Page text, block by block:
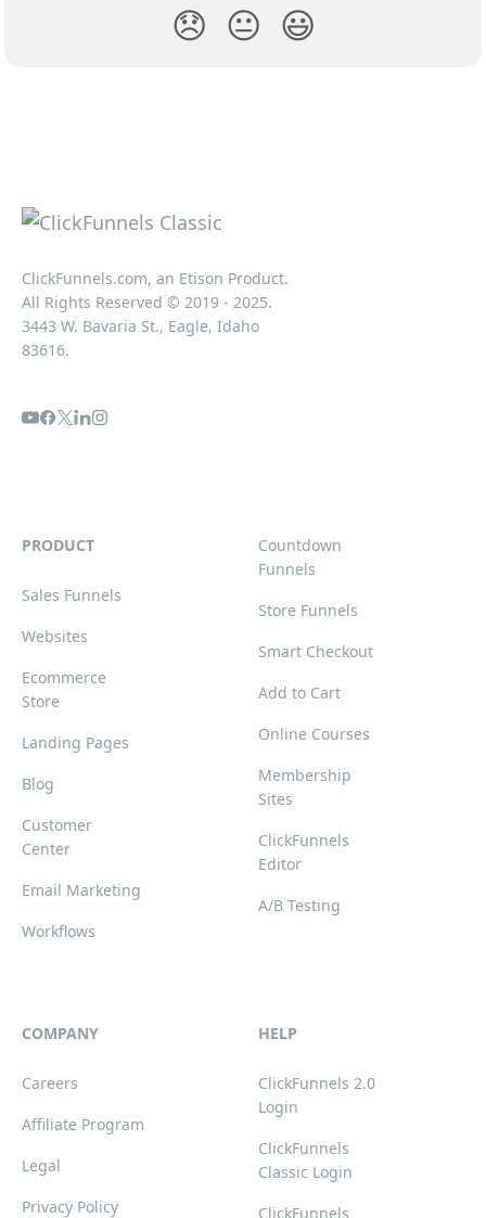
😞 😐 😃
ClickFunnels.com, an Etison Product.
All Rights Reserved © 2019 - 2025.
3443 W. Bavaria St., Eagle, Idaho
83616.
PRODUCT
Sales Funnels
Websites
Ecommerce
Store
Landing Pages
Blog
Customer
Center
Email Marketing
Workflows
Countdown
Funnels
Store Funnels
Smart Checkout
Add to Cart
Online Courses
Membership
Sites
ClickFunnels
Editor
A/B Testing
COMPANY
Careers
Affiliate Program
Legal
Privacy Policy
HELP
ClickFunnels 2.0
Login
ClickFunnels
Classic Login
ClickFunnels